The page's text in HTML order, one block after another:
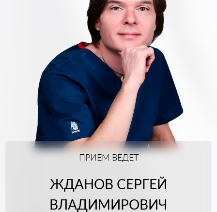
ПРИЕМ ВЕДЕТ
ЖДАНОВ СЕРГЕЙ
ВЛАДИМИРОВИЧ